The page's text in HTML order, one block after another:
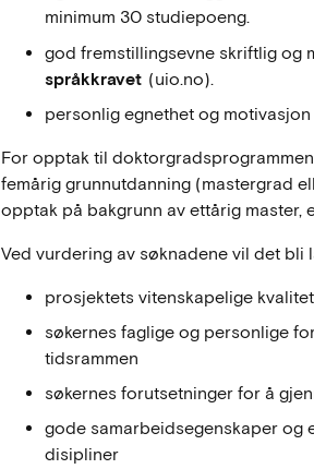
minimum 30 studiepoeng.
god fremstillingsevne skriftlig og
språkkravet (uio.no).
personlig egnethet og
For opptak til
femårig grunnutdanning (mastergrad
opptak på bakgrunn av ettårig master,
Ved vurdering av søknadene vil det bli
prosjektets vitenskapelige
søkernes faglige og personlige
tidsrammen
søkernes forutsetninger for å
gode samarbeidsegenskaper og
disipliner